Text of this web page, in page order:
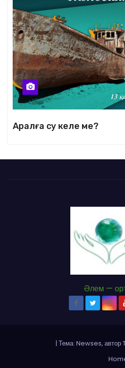
Аралға су келе ме?
Әлем —
| Тема: Newses, автор